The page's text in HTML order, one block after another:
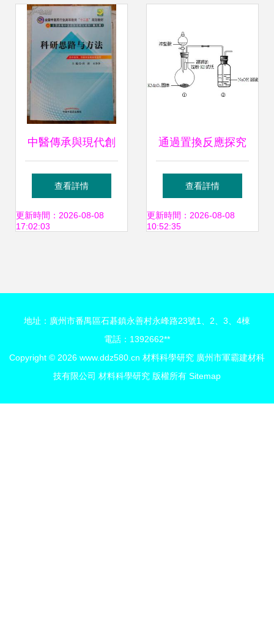
探材料科學前沿
中醫傳承與現代創
新 材料科學在中醫
藥科研中的應用
查看詳情
更新時間：2026-08-08
17:02:03
通過置換反應探究
氯氣與碘單質的氧
化性強弱
查看詳情
更新時間：2026-08-08
10:52:35
地址：廣州市番禺區石碁鎮永善村永峰路23號1、2、3、4棟
電話：1392662**
Copyright © 2026 www.ddz580.cn 材料科學研究 廣州市軍霸建材科
技有限公司 材料科學研究 版權所有 Sitemap